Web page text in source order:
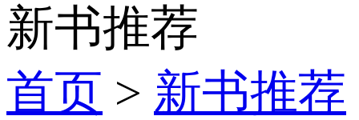
新书推荐
首页 > 新书推荐